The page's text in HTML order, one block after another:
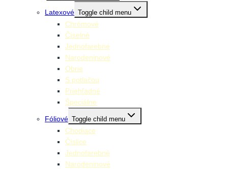
Latexové Toggle child menu
Chrómové
Číselné
Jednofarebné
Narodeninové
Obrie
S potlačou
Priehľadné
Špeciálne
Fóliové Toggle child menu
Chodiace
Číslice
Jednofarebné
Narodeninové